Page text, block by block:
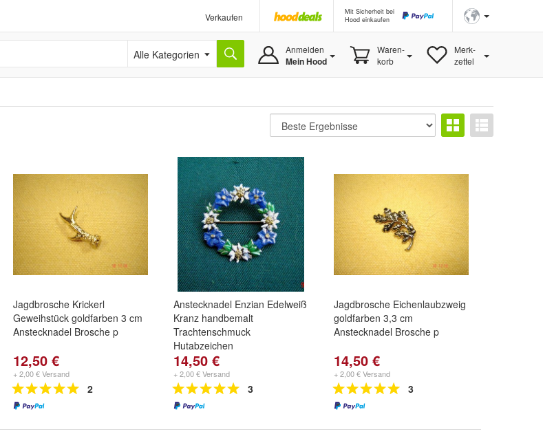
Verkaufen
Mit Sicherheit bei
Hood einkaufen
Alle Kategorien Anmelden
Mein Hood
Waren-
korb
Merk-
zettel
Jagdbrosche Krickerl
Geweihstück goldfarben 3 cm
Anstecknadel Brosche p
12,50 €
+ 2,00 € Versand
2
Anstecknadel Enzian Edelweiß
Kranz handbemalt
Trachtenschmuck
Hutabzeichen
14,50 €
+ 2,00 € Versand
3
Jagdbrosche Eichenlaubzweig
goldfarben 3,3 cm
Anstecknadel Brosche p
14,50 €
+ 2,00 € Versand
3